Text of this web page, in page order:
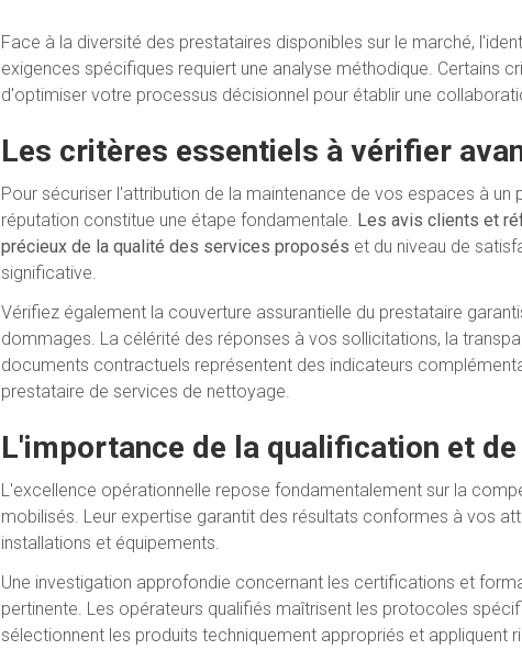
Face à la diversité des prestataires disponibles sur le marché,
exigences spécifiques requiert une analyse méthodique. Certains
d'optimiser votre processus décisionnel pour établir une
Les critères essentiels à vérifier
Pour sécuriser l'attribution de la maintenance de vos espaces à
réputation constitue une étape fondamentale. Les avis clients et
précieux de la qualité des services proposés et du niveau de
significative.
Vérifiez également la couverture assurantielle du prestataire
dommages. La célérité des réponses à vos sollicitations, la
documents contractuels représentent des indicateurs
prestataire de services de nettoyage.
L'importance de la qualification et
L'excellence opérationnelle repose fondamentalement sur la
mobilisés. Leur expertise garantit des résultats conformes à vos
installations et équipements.
Une investigation approfondie concernant les certifications et
pertinente. Les opérateurs qualifiés maîtrisent les protocoles
sélectionnent les produits techniquement appropriés et appliquent